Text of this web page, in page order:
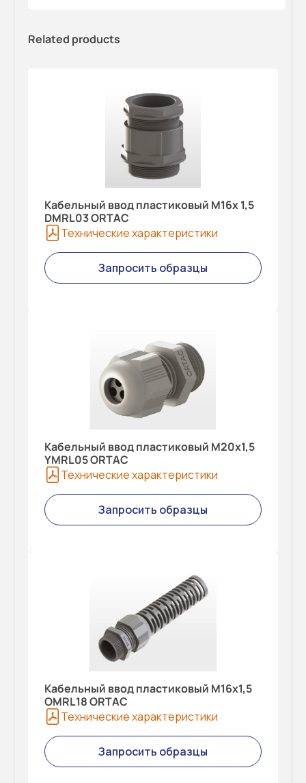
Related products
Кабельный ввод пластиковый M16x 1,5
DMRL03 ORTAC
Технические характеристики
Запросить образцы
Кабельный ввод пластиковый M20x1,5
YMRL05 ORTAC
Технические характеристики
Запросить образцы
Кабельный ввод пластиковый M16x1,5
OMRL18 ORTAC
Технические характеристики
Запросить образцы